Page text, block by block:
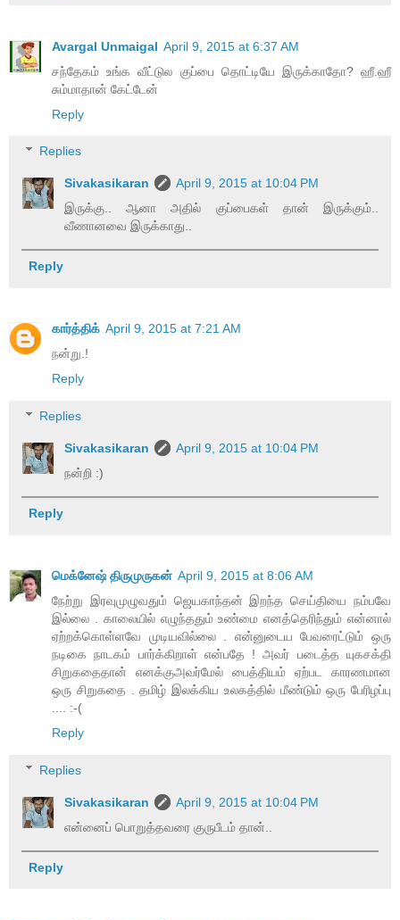
Avargal Unmaigal April 9, 2015 at 6:37 AM
சந்தேகம் உங்க வீட்டுல குப்பை தொட்டியே இருக்காதோ? ஹீ.ஹீ
சும்மாதான் கேட்டேன்
Reply
Replies
Sivakasikaran
April 9, 2015 at 10:04 PM
இருக்கு.. ஆனா அதில் குப்பைகள் தான் இருக்கும்..
வீணானவை இருக்காது..
Reply
கார்த்திக் April 9, 2015 at 7:21 AM
நன்று.!
Reply
Replies
Sivakasikaran
April 9, 2015 at 10:04 PM
நன்றி :)
Reply
மெக்னேஷ் திருமுருகன் April 9, 2015 at 8:06 AM
நேற்று இரவுமுழுவதும் ஜெயகாந்தன் இறந்த செய்தியை நம்பவே
இல்லை . காலையில் எழுந்ததும் உண்மை எனத்தெரிந்தும் என்னால்
ஏற்றக்கொள்ளவே முடியவில்லை . என்னுடைய பேவரைட்டும் ஒரு
நடிகை நாடகம் பார்க்கிறாள் என்பதே ! அவர் படைத்த யுகசக்தி
சிறுகதைதான் எனக்குஅவர்மேல் பைத்தியம் ஏற்பட காரணமான
ஒரு சிறுகதை . தமிழ் இலக்கிய உலகத்தில் மீண்டும் ஒரு பேரிழப்பு
.... :-(
Reply
Replies
Sivakasikaran
April 9, 2015 at 10:04 PM
என்னைப் பொறுத்தவரை குருபீடம் தான்..
Reply